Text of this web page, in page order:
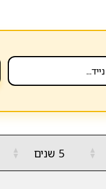
▲
▼ 5 שנים ▲
▼